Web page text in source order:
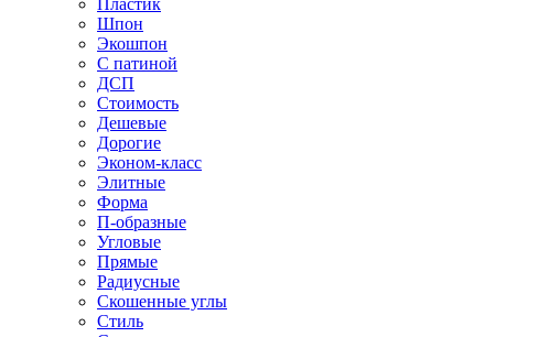
Шпон
Экошпон
С патиной
ДСП
Стоимость
Дешевые
Дорогие
Эконом-класс
Элитные
Форма
П-образные
Угловые
Прямые
Радиусные
Скошенные углы
Стиль